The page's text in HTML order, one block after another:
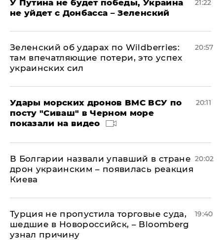
У Путина не будет победы, Украина
не уйдет с Донбасса – Зеленский
21:22
Зеленский об ударах по Wildberries:
там впечатляющие потери, это успех
украинских сил
20:57
Удары морских дронов ВМС ВСУ по
посту "Сиваш" в Черном море
показали на видео
20:11
В Болгарии назвали упавший в стране
дрон украинским – появилась реакция
Киева
20:02
Турция не пропустила торговые суда,
шедшие в Новороссийск, – Bloomberg
узнал причину
19:40